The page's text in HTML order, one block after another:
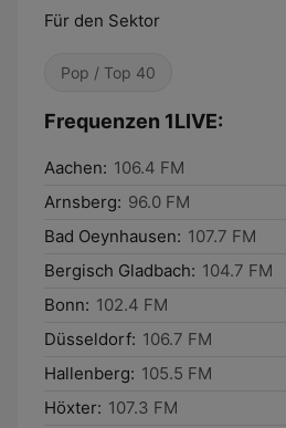
Für den Sektor
Pop / Top 40
Frequenzen 1LIVE:
Aachen: 106.4 FM
Arnsberg: 96.0 FM
Bad Oeynhausen: 107.7 FM
Bergisch Gladbach: 104.7 FM
Bonn: 102.4 FM
Düsseldorf: 106.7 FM
Hallenberg: 105.5 FM
Höxter: 107.3 FM